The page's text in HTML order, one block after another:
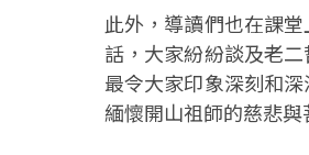
此外，導讀們也在課
話，大家紛紛談及老
最令大家印象深刻和
緬懷開山祖師的慈悲與